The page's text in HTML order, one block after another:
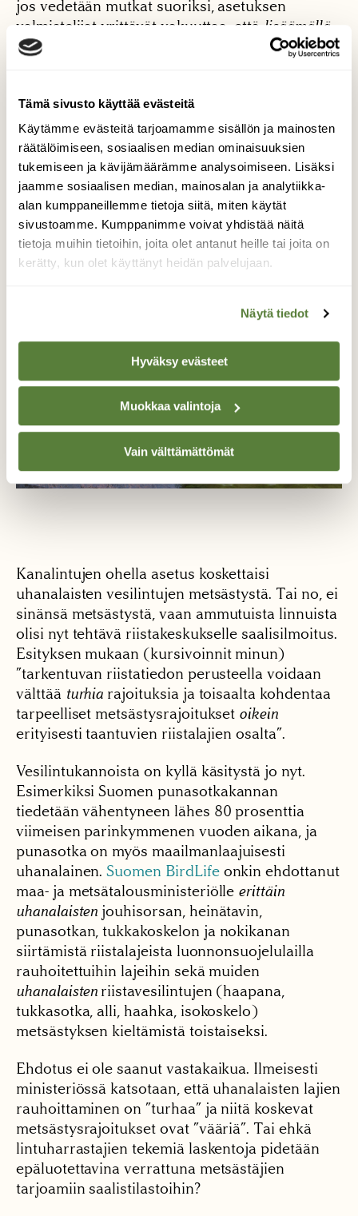
Tämä sivusto käyttää evästeitä
Käytämme evästeitä tarjoamamme sisällön ja mainosten
räätälöimiseen, sosiaalisen median ominaisuuksien
tukemiseen ja kävijämäärämme analysoimiseen. Lisäksi
jaamme sosiaalisen median, mainosalan ja analytiikka-
alan kumppaneillemme tietoja siitä, miten käytät
sivustoamme. Kumppanimme voivat yhdistää näitä
tietoja muihin tietoihin, joita olet antanut heille tai joita on
kerätty, kun olet käyttänyt heidän palvelujaan.
Näytä tiedot
Hyväksy evästeet
Muokkaa valintoja
Vain välttämättömät
jos vedetään mutkat suoriksi, asetuksen
valmistelijat yrittävät vakuuttaa, että lisäämällä
mahdollisuuksia metsäkanalintujen tappamiseen
se onkin. Tuskin lainlaatijat itsekään omaan
hölynpölyynsä oikeasti uskovat; he vain tietävät,
että jossakin kohdassa on fiksua kirjoittaa
”metsäluonnon monimuotoisuuden
säilymisestä”.
Kanalintujen ohella asetus koskettaisi
uhanalaisten vesilintujen metsästystä. Tai no, ei
sinänsä metsästystä, vaan ammutuista linnuista
olisi nyt tehtävä riistakeskukselle saalisilmoitus.
Esityksen mukaan (kursivoinnit minun)
”tarkentuvan riistatiedon perusteella voidaan
välttää turhia rajoituksia ja toisaalta kohdentaa
tarpeelliset metsästysrajoitukset oikein
erityisesti taantuvien riistalajien osalta”.
Vesilintukannoista on kyllä käsitystä jo nyt.
Esimerkiksi Suomen punasotkakannan
tiedetään vähentyneen lähes 80 prosenttia
viimeisen parinkymmenen vuoden aikana, ja
punasotka on myös maailmanlaajuisesti
uhanalainen.Suomen BirdLifeonkin ehdottanut
maa- ja metsätalousministeriölle erittäin
uhanalaisten jouhisorsan, heinätavin,
punasotkan, tukkakoskelon ja nokikanan
siirtämistä riistalajeista luonnonsuojelulailla
rauhoitettuihin lajeihin sekä muiden
uhanalaisten riistavesilintujen (haapana,
tukkasotka, alli, haahka, isokoskelo)
metsästyksen kieltämistä toistaiseksi.
Ehdotus ei ole saanut vastakaikua. Ilmeisesti
ministeriössä katsotaan, että uhanalaisten lajien
rauhoittaminen on ”turhaa” ja niitä koskevat
metsästysrajoitukset ovat ”vääriä”. Tai ehkä
lintuharrastajien tekemiä laskentoja pidetään
epäluotettavina verrattuna metsästäjien
tarjoamiin saalistilastoihin?